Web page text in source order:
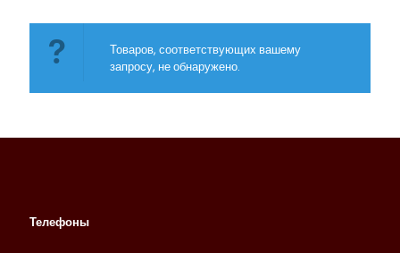
Товаров, соответствующих вашему
запросу, не обнаружено.
Телефоны